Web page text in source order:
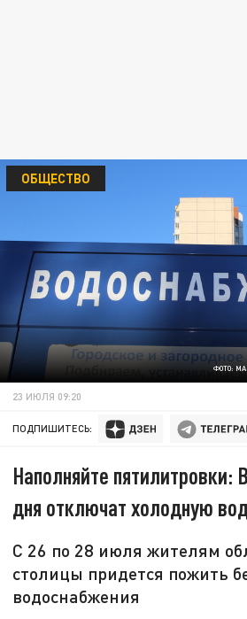
ФОТО:
ОБЩЕСТВО
23 ИЮЛЯ 09:20
ПОДПИШИТЕСЬ:
Наполняйте пятилитровки:
дня отключат холодную
С 26 по 28 июля жителям
столицы придется пожить
водоснабжения